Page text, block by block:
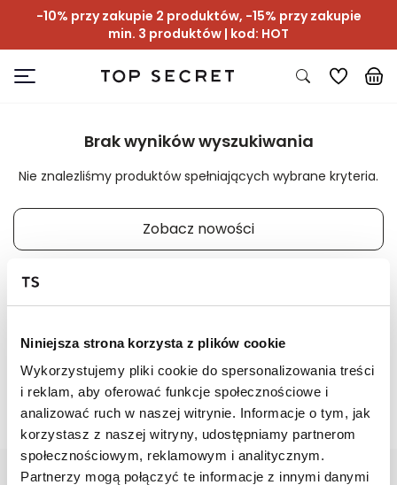
Niniejsza strona korzysta z plików cookie
Wykorzystujemy pliki cookie do spersonalizowania treści
i reklam, aby oferować funkcje społecznościowe i
analizować ruch w naszej witrynie. Informacje o tym, jak
korzystasz z naszej witryny, udostępniamy partnerom
społecznościowym, reklamowym i analitycznym.
Partnerzy mogą połączyć te informacje z innymi danymi
-10% przy zakupie 2 produktów, -15% przy zakupie
min. 3 produktów | kod: HOT
Brak wyników wyszukiwania
Nie znalezliśmy produktów spełniających wybrane kryteria.
Zobacz nowości
📸 OZNACZAJ NAS NA ZDJĘCIACH
#topsecretfashion